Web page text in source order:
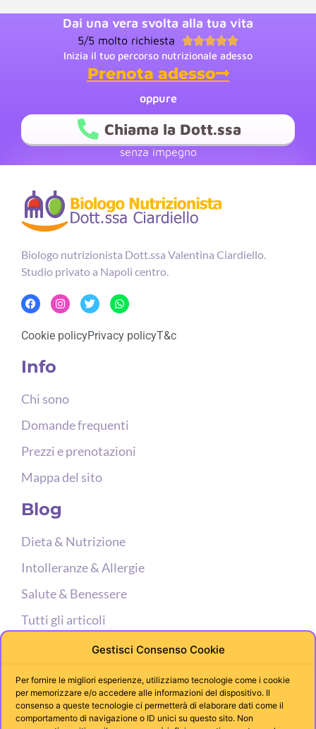
Gestisci Consenso Cookie
Per fornire le migliori esperienze, utilizziamo tecnologie come i cookie
per memorizzare e/o accedere alle informazioni del dispositivo. Il
consenso a queste tecnologie ci permetterà di elaborare dati come il
comportamento di navigazione o ID unici su questo sito. Non
Dai una vera svolta alla tua vita
5/5 molto richiesta 
Inizia il tuo percorso nutrizionale adesso
Prenota adesso
oppure
Chiama la Dott.ssa
senza impegno
Biologo nutrizionista Dott.ssa Valentina Ciardiello.
Studio privato a Napoli centro.
Cookie policyPrivacy policyT&c
Info
Chi sono
Domande frequenti
Prezzi e prenotazioni
Mappa del sito
Blog
Dieta & Nutrizione
Intolleranze & Allergie
Salute & Benessere
Tutti gli articoli
Supporto
Miei Contatti
Calcola il tuo BMI